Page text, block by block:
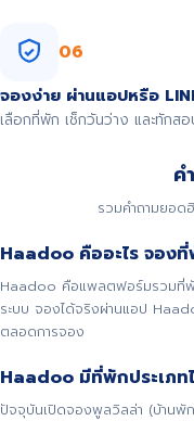
06
จองง่าย ผ่านแอปหรือ
เลือกที่พัก เช็กวันว่าง และทักส
ค
รวมคำถามยอ
Haadoo คืออะไร จองที่
Haadoo คือแพลตฟอร์มรวมที่พั
ระบบ จองได้จริงผ่านแอป
ตลอดการจอง
Haadoo มีที่พักประเภท
ปัจจุบันเปิดจองพูลวิลล่า (บ้านพั